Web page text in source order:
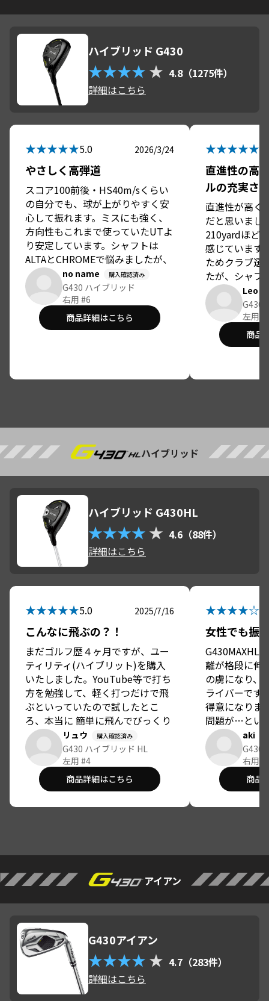
ハイブリッド G430
★★★★ ★ 4.8（1275件）
詳細はこちら
★★★★★5.0 2026/3/24
やさしく高弾道
スコア100前後・HS40m/sくらい
の自分でも、球が上がりやすく安
心して振れます。ミスにも強く、
方向性もこれまで使っていたUTよ
り安定しています。シャフトは
ALTAとCHROMEで悩みましたが、
試打の結果ALTAを選択しました。
価格もマークダウンで中古並み、
もしくはそれ以上にお得に購入で
きて満足しています。高さと飛距
離のバランスが良く、2打目や3打
no name 購入確認済み
G430 ハイブリッド
右用 #6
商品詳細はこちら
★★★★★
直進性の高
ルの充実さ
直進性が高く
だと思いまし
210yardほど
感じています
ためクラブ選
たが、シャフ
足しています
tour chrome
す。)
Leo
G430
左用
商品
ハイブリッド
ハイブリッド G430HL
★★★★ ★ 4.6（88件）
詳細はこちら
★★★★★5.0 2025/7/16
こんなに飛ぶの？！
まだゴルフ歴４ヶ月ですが、ユー
ティリティ(ハイブリット)を購入
いたしました。YouTube等で打ち
方を勉強して、軽く打つだけで飛
ぶといっていたので試したとこ
ろ、本当に 簡単に飛んでびっくり
しました。PINGの打音はとても気
持ちのいい音で、最高ですね！次
は違う番手も購入してみたいとお
もいます。
リュウ 購入確認済み
G430 ハイブリッド HL
左用 #4
商品詳細はこちら
★★★★☆
女性でも振
G430MAXHL
離が格段に伸
の虜になり、
ライバーです
得意になりま
問題が…とい
しました。ウ
が短いので女
す。19度なの
が、スプー
いと思いま
中。G440の
aki
G430
右用
商品
アイアン
G430アイアン
★★★★ ★ 4.7（283件）
詳細はこちら